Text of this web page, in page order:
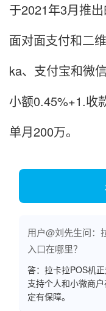
于2021年3月推
面对面支付和二
ka、支付宝和微
小额0.45%+1.收
单月200万。
用户@刘先生问：
入口在哪里？
答：拉卡拉POS机
支持个人和小微商
定有保障。